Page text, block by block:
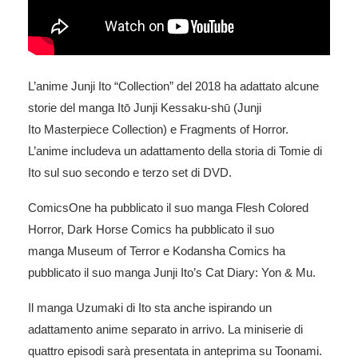
L’anime Junji Ito “Collection” del 2018 ha adattato alcune
storie del manga Itō Junji Kessaku-shū (Junji
Ito Masterpiece Collection) e Fragments of Horror.
L’anime includeva un adattamento della storia di Tomie di
Ito sul suo secondo e terzo set di DVD.
ComicsOne ha pubblicato il suo manga Flesh Colored
Horror, Dark Horse Comics ha pubblicato il suo
manga Museum of Terror e Kodansha Comics ha
pubblicato il suo manga Junji Ito’s Cat Diary: Yon & Mu.
Il manga Uzumaki di Ito sta anche ispirando un
adattamento anime separato in arrivo. La miniserie di
quattro episodi sarà presentata in anteprima su Toonami.